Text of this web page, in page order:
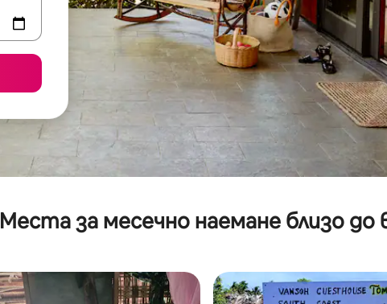
Места за месечно наемане близо до